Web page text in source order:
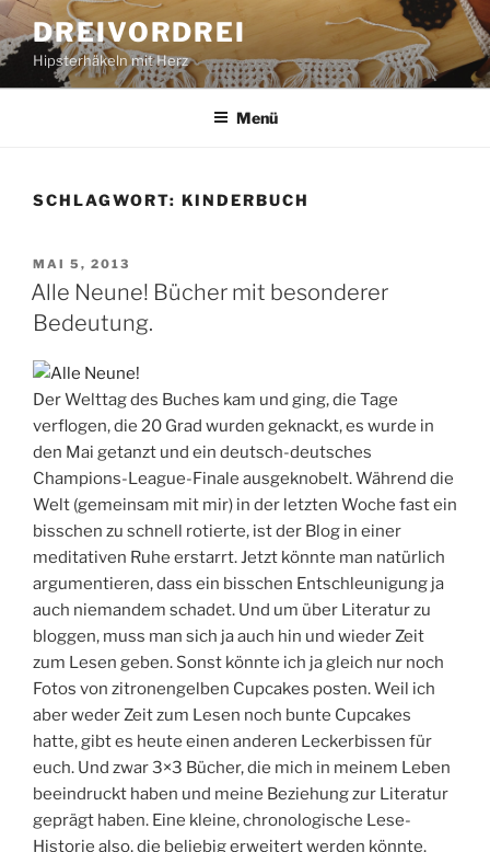
Zum
Inhalt
springen
DREIVORDREI
Hipsterhäkeln mit Herz
Menü
SCHLAGWORT: KINDERBUCH
VERÖFFENTLICHT
AM
MAI 5, 2013
Alle Neune! Bücher mit besonderer
Bedeutung.
Der Welttag des Buches kam und ging, die Tage
verflogen, die 20 Grad wurden geknackt, es wurde in
den Mai getanzt und ein deutsch-deutsches
Champions-League-Finale ausgeknobelt. Während die
Welt (gemeinsam mit mir) in der letzten Woche fast ein
bisschen zu schnell rotierte, ist der Blog in einer
meditativen Ruhe erstarrt. Jetzt könnte man natürlich
argumentieren, dass ein bisschen Entschleunigung ja
auch niemandem schadet. Und um über Literatur zu
bloggen, muss man sich ja auch hin und wieder Zeit
zum Lesen geben. Sonst könnte ich ja gleich nur noch
Fotos von zitronengelben Cupcakes posten. Weil ich
aber weder Zeit zum Lesen noch bunte Cupcakes
hatte, gibt es heute einen anderen Leckerbissen für
euch. Und zwar 3×3 Bücher, die mich in meinem Leben
beeindruckt haben und meine Beziehung zur Literatur
geprägt haben. Eine kleine, chronologische Lese-
Historie also, die beliebig erweitert werden könnte.